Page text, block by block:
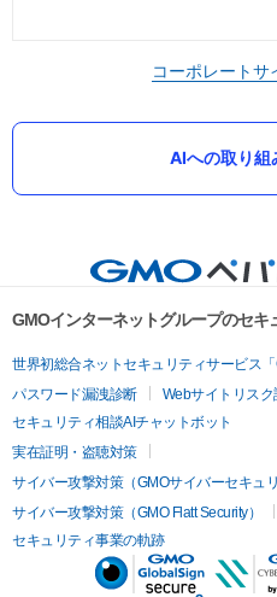
コーポレートサ
AIへの取り組
GMOインターネットグループのセキ
世界初総合ネットセキュリティサービス「
パスワード漏洩診断
Webサイトリスク
セキュリティ相談AIチャットボット
実在証明・盗聴対策
サイバー攻撃対策（GMOサイバーセキュ
サイバー攻撃対策（GMO Flatt Security）
セキュリティ事業の軌跡